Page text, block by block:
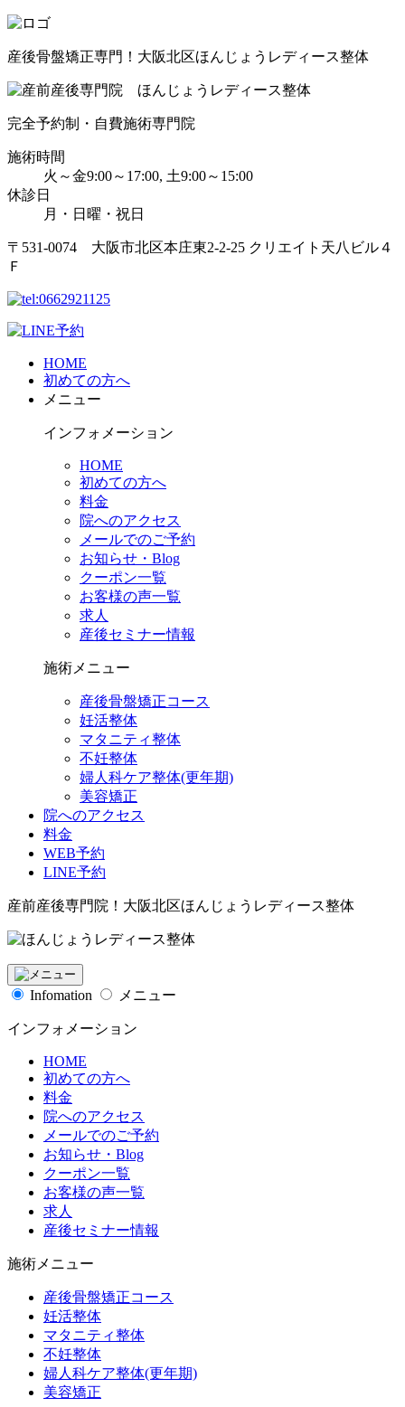
産後骨盤矯正専門！大阪北区ほんじょうレディース整体
完全予約制・自費施術専門院
施術時間
火～金9:00～17:00, 土9:00～15:00
休診日
月・日曜・祝日
〒531-0074 大阪市北区本庄東2-2-25 クリエイト天八ビル４
Ｆ
HOME
初めての方へ
メニュー
インフォメーション
HOME
初めての方へ
料金
院へのアクセス
メールでのご予約
お知らせ・Blog
クーポン一覧
お客様の声一覧
求人
産後セミナー情報
施術メニュー
産後骨盤矯正コース
妊活整体
マタニティ整体
不妊整体
婦人科ケア整体(更年期)
美容矯正
院へのアクセス
料金
WEB予約
LINE予約
産前産後専門院！大阪北区ほんじょうレディース整体
Infomation メニュー
インフォメーション
HOME
初めての方へ
料金
院へのアクセス
メールでのご予約
お知らせ・Blog
クーポン一覧
お客様の声一覧
求人
産後セミナー情報
施術メニュー
産後骨盤矯正コース
妊活整体
マタニティ整体
不妊整体
婦人科ケア整体(更年期)
美容矯正